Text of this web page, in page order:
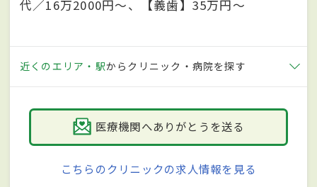
代／16万2000円～、【義歯】35万円～
近くのエリア・駅からクリニック・病院を探す
医療機関へありがとうを送る
こちらのクリニックの求人情報を見る